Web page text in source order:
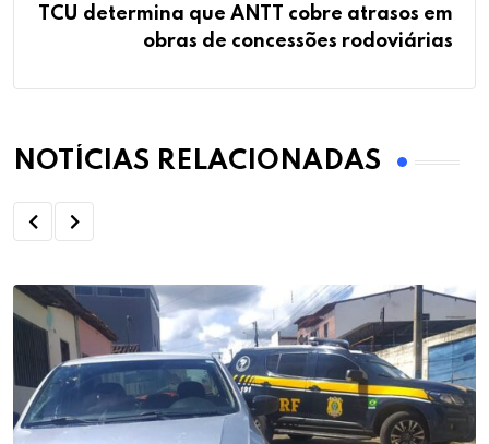
TCU determina que ANTT cobre atrasos em
obras de concessões rodoviárias
NOTÍCIAS RELACIONADAS